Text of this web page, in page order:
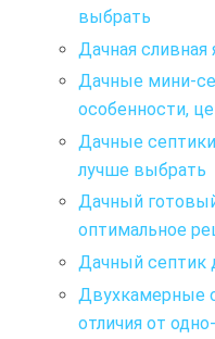
выбрать
Дачная сливная
Дачные мини-
особенности,
Дачные
лучше выбрать
Дачный
оптимальное
Дачный септик
Двухкамерные
отличия от